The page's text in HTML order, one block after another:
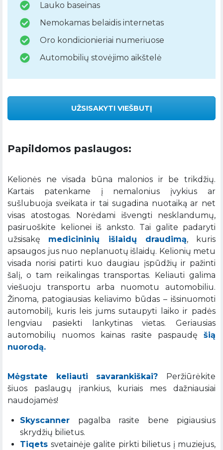
Lauko baseinas
Nemokamas belaidis internetas
Oro kondicionieriai numeriuose
Automobilių stovėjimo aikštelė
UŽSISAKYTI VIEŠBUTĮ
Papildomos paslaugos:
Kelionės ne visada būna malonios ir be trikdžių.
Kartais patenkame į nemalonius įvykius ar
sušlubuoja sveikata ir tai sugadina nuotaiką ar net
visas atostogas. Norėdami išvengti nesklandumų,
pasiruoškite kelionei iš anksto. Tai galite padaryti
užsisakę medicininių išlaidų draudimą, kuris
apsaugos jus nuo neplanuotų išlaidų. Kelionių metu
visada norisi patirti kuo daugiau įspūdžių ir pažinti
šalį, o tam reikalingas transportas. Keliauti galima
viešuoju transportu arba nuomotu automobiliu.
Žinoma, patogiausias keliavimo būdas – išsinuomoti
automobilį, kuris leis jums sutaupyti laiko ir padės
lengviau pasiekti lankytinas vietas. Geriausias
automobilių nuomos kainas rasite paspaudę šią
nuorodą.
Mėgstate keliauti savarankiškai?
Peržiūrėkite
šiuos paslaugų įrankius, kuriais mes dažniausiai
naudojamės!
Skyscanner pagalba rasite bene pigiausius
skrydžių bilietus.
Tiqets svetainėje galite pirkti bilietus į muziejus,